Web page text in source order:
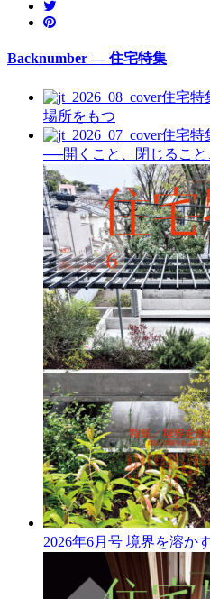
Backnumber — 住宅特集
住宅特
場所をもつ
住宅特
──開くこと、閉じること
2026年6月号 境界を溶か